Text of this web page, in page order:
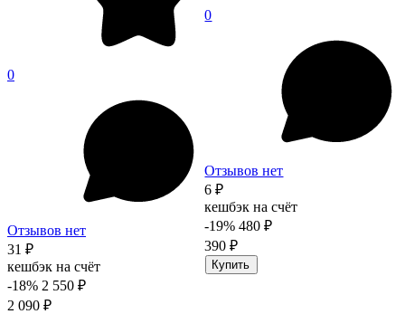
0
Отзывов нет
31 ₽
кешбэк на счёт
-18% 2 550 ₽
2 090 ₽
0
Отзывов нет
6 ₽
кешбэк на счёт
-19% 480 ₽
390 ₽
Купить